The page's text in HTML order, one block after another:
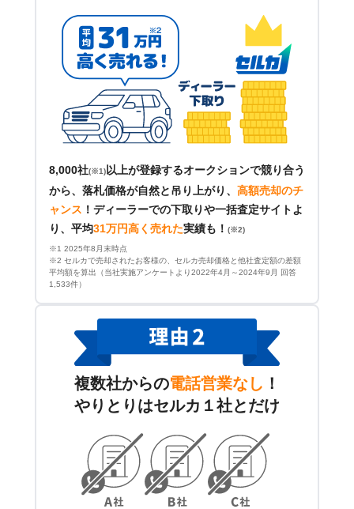
8,000社(※1) 以上が登録するオークションで競り合う
から、落札価格が自然と吊り上がり、 高額売却のチ
ャンス ！ ディーラーでの下取りや一括査定サイトよ
り、平均31万円高く売れた実績も！ (※2)
※1 2025年8月末時点
※2 セルカで売却されたお客様の、セルカ売却価格と他社査定額の差額
平均額を算出（当社実施アンケートより2022年4月～2024年9月 回答
1,533件）
複数社からの電話営業なし ！
やりとりはセルカ１社とだけ